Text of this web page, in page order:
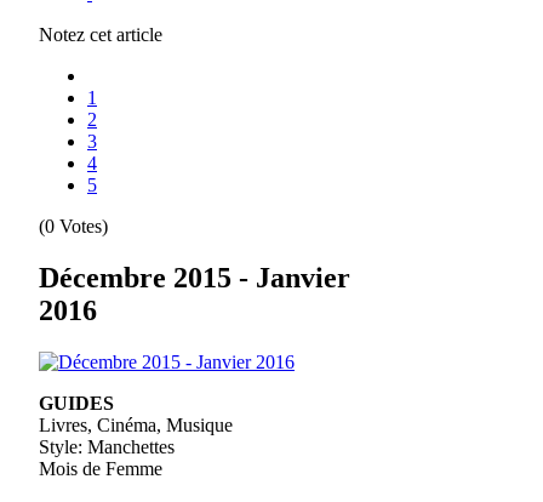
Notez cet article
1
2
3
4
5
(0 Votes)
Décembre 2015 - Janvier
2016
GUIDES
Livres, Cinéma, Musique
Style: Manchettes
Mois de Femme